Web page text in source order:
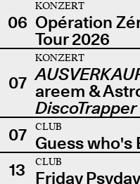
06
KONZERT
Opération
Tour 2026
07
KONZERT
areem &
DiscoTrapper
07
CLUB
Guess who's
13
CLUB
Friday Psyday